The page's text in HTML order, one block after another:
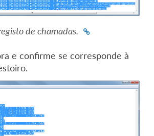
de chamadas.
e confirme se corresponde à